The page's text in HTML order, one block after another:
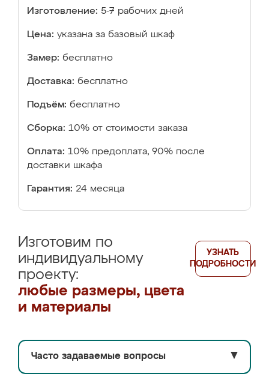
Изготовление: 5-7 рабочих дней
Цена: указана за базовый шкаф
Замер: бесплатно
Доставка: бесплатно
Подъём: бесплатно
Сборка: 10% от стоимости заказа
Оплата: 10% предоплата, 90% после
доставки шкафа
Гарантия: 24 месяца
Изготовим по
индивидуальному
проекту:
любые размеры, цвета
и материалы
УЗНАТЬ
ПОДРОБНОСТИ
Часто задаваемые вопросы ▼